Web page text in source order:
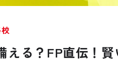
る？FP直伝！賢